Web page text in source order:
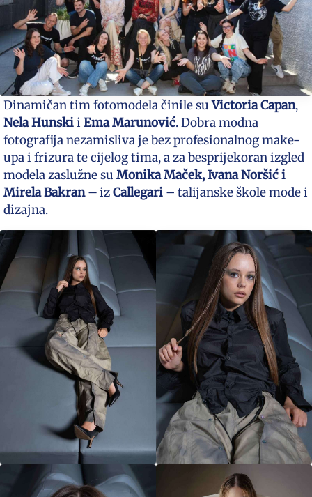
Dinamičan tim fotomodela činile suVictoria Capan,
Nela Hunskii Ema Marunović. Dobra modna
fotografija nezamisliva je bez profesionalnog make-
upa i frizura te cijelog tima, a za besprijekoran izgled
modela zaslužne su Monika Maček,Ivana Noršić i
Mirela Bakran –izCallegari – talijanske škole mode i
dizajna.